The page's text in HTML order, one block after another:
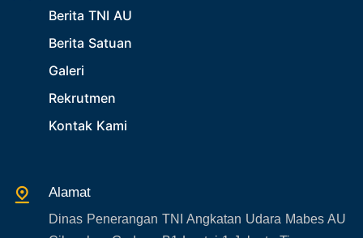
Berita TNI AU
Berita Satuan
Galeri
Rekrutmen
Kontak Kami
Alamat
Dinas Penerangan TNI Angkatan Udara Mabes AU